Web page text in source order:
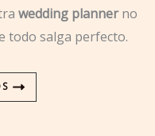
wedding plannerno
todo salga perfecto.